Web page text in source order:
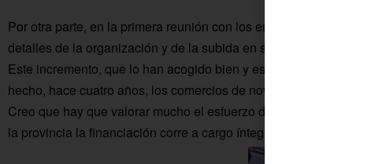
Por otra parte, en la primera reunión con los empresarios se ha
detalles de la organización y de la subida en su aportación
Este incremento, que lo han acogido bien y es viable, se invertirá
hecho, hace cuatro años, los comercios de novias pagaban por
Creo que hay que valorar mucho el esfuerzo de los participantes,
la provincia la financiación corre a cargo íntegramente de las